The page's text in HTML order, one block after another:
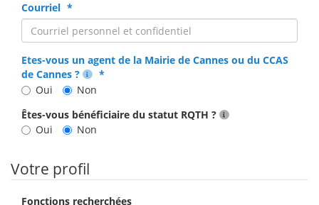
Courriel
Etes-vous un agent de la Mairie de Cannes ou du CCAS
de Cannes ?
Oui
Non
Êtes-vous bénéficiaire du statut RQTH ?
Oui
Non
Votre profil
Fonctions recherchées